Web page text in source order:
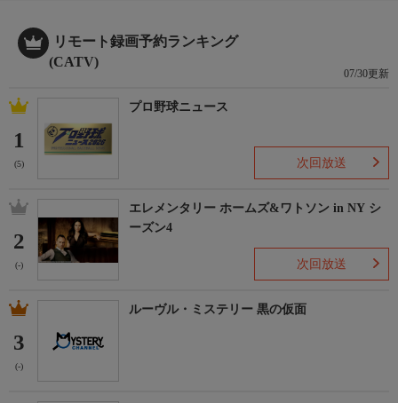
リモート録画予約ランキング
(CATV)
07/30更新
1
(5)
プロ野球ニュース
次回放送
2
(-)
エレメンタリー ホームズ&ワトソン in NY シ
ーズン4
次回放送
3
(-)
ルーヴル・ミステリー 黒の仮面